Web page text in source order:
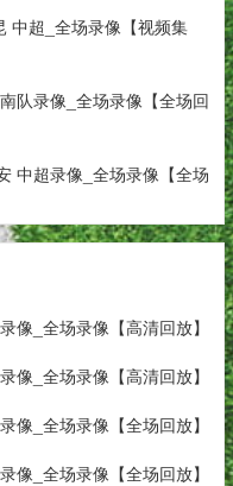
中超_全场录像【视频集
队录像_全场录像【全场回
中超录像_全场录像【全场
像_全场录像【高清回放】
像_全场录像【高清回放】
像_全场录像【全场回放】
像_全场录像【全场回放】